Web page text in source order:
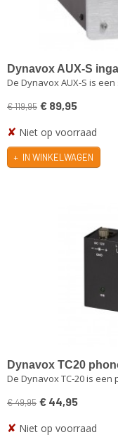
Dynavox AUX-S
ingangen
De Dynavox AUX-S is
€ 119,95 € 89,95
✘ Niet op voorraad
IN WINKELWAGEN
Dynavox TC20
De Dynavox TC-20 is
€ 49,95 € 44,95
✘ Niet op voorraad